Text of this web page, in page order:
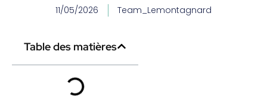
11/05/2026 Team_Lemontagnard
Table des matières